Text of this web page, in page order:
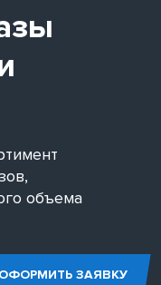
объема
ОФОРМИТЬ ЗАЯВКУ